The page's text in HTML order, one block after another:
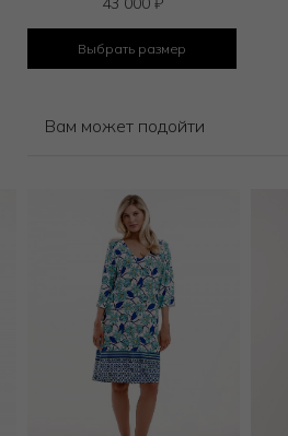
Выбрать размер
Вам может подойти